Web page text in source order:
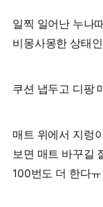
일찍 일어난 누나
비몽사몽한 상태
쿠션 냅두고 디팡
매트 위에서 지렁
보면 매트 바꾸길
100번도 더 한다ㅠ